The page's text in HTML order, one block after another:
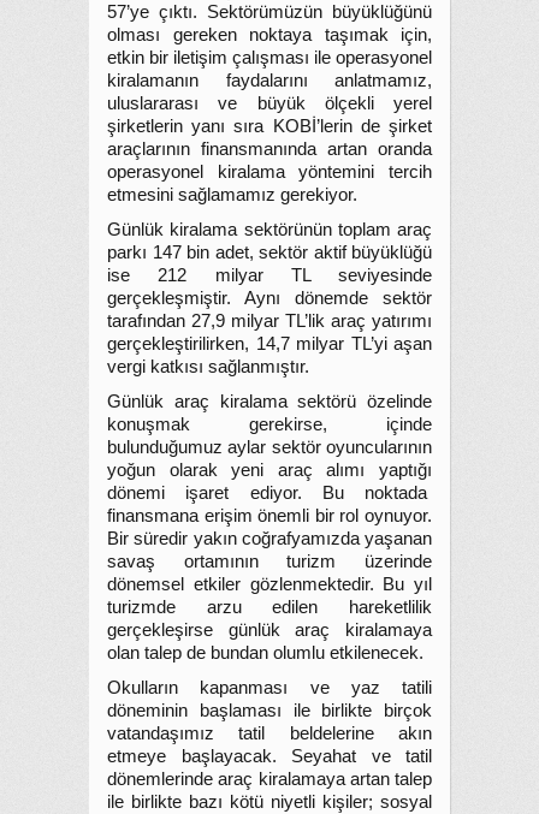
57’ye çıktı. Sektörümüzün büyüklüğünü
olması gereken noktaya taşımak için,
etkin bir iletişim çalışması ile operasyonel
kiralamanın faydalarını anlatmamız,
uluslararası ve büyük ölçekli yerel
şirketlerin yanı sıra KOBİ’lerin de şirket
araçlarının finansmanında artan oranda
operasyonel kiralama yöntemini tercih
etmesini sağlamamız gerekiyor.
Günlük kiralama sektörünün toplam araç
parkı 147 bin adet, sektör aktif büyüklüğü
ise 212 milyar TL seviyesinde
gerçekleşmiştir. Aynı dönemde sektör
tarafından 27,9 milyar TL’lik araç yatırımı
gerçekleştirilirken, 14,7 milyar TL’yi aşan
vergi katkısı sağlanmıştır.
Günlük araç kiralama sektörü özelinde
konuşmak gerekirse, içinde
bulunduğumuz aylar sektör oyuncularının
yoğun olarak yeni araç alımı yaptığı
dönemi işaret ediyor. Bu noktada
finansmana erişim önemli bir rol oynuyor.
Bir süredir yakın coğrafyamızda yaşanan
savaş ortamının turizm üzerinde
dönemsel etkiler gözlenmektedir. Bu yıl
turizmde arzu edilen hareketlilik
gerçekleşirse günlük araç kiralamaya
olan talep de bundan olumlu etkilenecek.
Okulların kapanması ve yaz tatili
döneminin başlaması ile birlikte birçok
vatandaşımız tatil beldelerine akın
etmeye başlayacak. Seyahat ve tatil
dönemlerinde araç kiralamaya artan talep
ile birlikte bazı kötü niyetli kişiler; sosyal